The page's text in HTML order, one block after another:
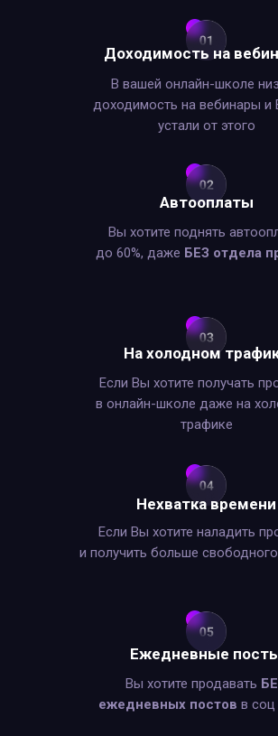
В вашей онлайн-школе
доходимость на вебинары и
устали от этого
Доходимость на
Вы хотите поднять
до 60%, даже БЕЗ отдела
Автооплаты
Если Вы хотите наладить
и получить больше
Нехватка времени
Вы хотите продавать
ежедневных постов в соц
Ежедневные
Если Вы хотите получать
в онлайн-школе даже на
трафике
На холодном